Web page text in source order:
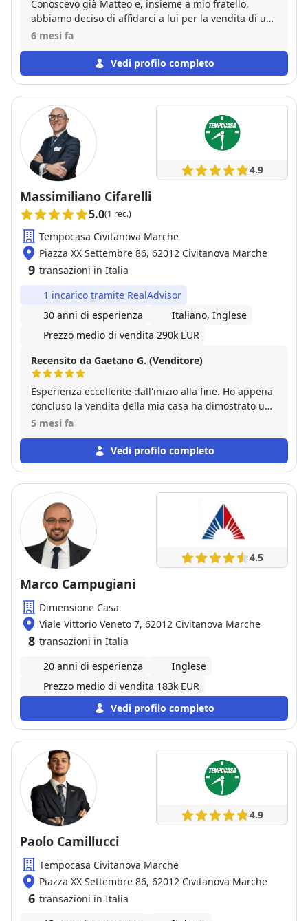
Conoscevo già Matteo e, insieme a mio fratello,
abbiamo deciso di affidarci a lui per la vendita di un
immobile di famiglia. La vendita è andata bene ed è
parte di entrambi.
6 mesi fa
Vedi profilo completo
4.9
Massimiliano Cifarelli
5.0(1 rec.)
Tempocasa Civitanova Marche
Piazza XX Settembre 86, 62012 Civitanova Marche
9 transazioni in Italia
1 incarico tramite RealAdvisor
30 anni di esperienza
Italiano, Inglese
Prezzo medio di vendita 290k EUR
Recensito da Gaetano G. (Venditore)
Esperienza eccellente dall'inizio alla fine. Ho appena
concluso la vendita della mia casa ha dimostrato una
professionalità assoluta e la giusta dose di umanità.
aggiornandomi costantemente, trovando
l'acquirente giusto e trattando con efficenza, tutti in
complessa gestione burocratica (documenti
condominiali, relazioni con il notaio, conteggi
bancari). Un'assistenza davvero a 360 gradi fino al
giorno del rogito. Consigliatissimi per chi cerca
serietà, trasparenza e zero stress!
5 mesi fa
Vedi profilo completo
4.5
Marco Campugiani
Dimensione Casa
Viale Vittorio Veneto 7, 62012 Civitanova Marche
8 transazioni in Italia
20 anni di esperienza
Inglese
Prezzo medio di vendita 183k EUR
Vedi profilo completo
4.9
Paolo Camillucci
Tempocasa Civitanova Marche
Piazza XX Settembre 86, 62012 Civitanova Marche
6 transazioni in Italia